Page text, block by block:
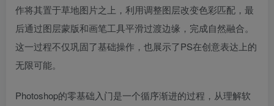
作将其置于草地图片之上，利用调整图层改变色彩匹配，最
后通过图层蒙版和画笔工具平滑过渡边缘，完成自然融合。
这一过程不仅巩固了基础操作，也展示了PS在创意表达上的
无限可能。
Photoshop的零基础入门是一个循序渐进的过程，从理解软